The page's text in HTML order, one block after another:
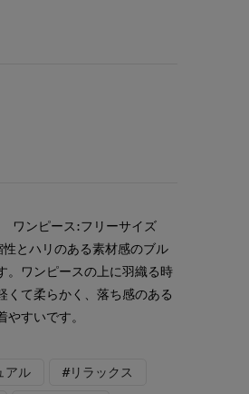
ワンピース:フリーサイズ
とハリのある素材感のブル
。ワンピースの上に羽織る時
くて柔らかく、落ち感のある
すいです。
アル #リラックス